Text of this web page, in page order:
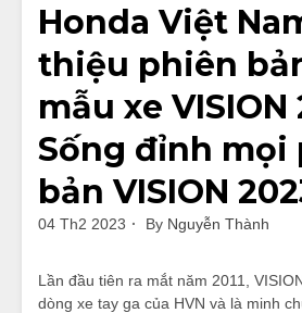
Honda Việt
thiệu phiên
mẫu xe VISION
Sống đỉnh mọi
bản VISION
04 Th2 2023 By Nguyễn Thành
Lần đầu tiên ra mắt năm 2011,
dòng xe tay ga của HVN và là minh